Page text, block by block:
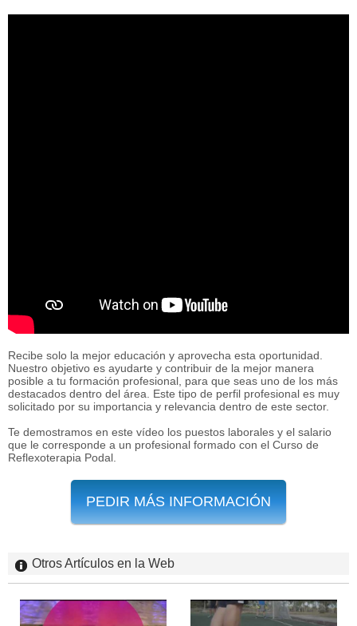
Recibe solo la mejor educación y aprovecha esta oportunidad.
Nuestro objetivo es ayudarte y contribuir de la mejor manera
posible a tu formación profesional, para que seas uno de los más
destacados dentro del área. Este tipo de perfil profesional es muy
solicitado por su importancia y relevancia dentro de este sector.
Te demostramos en este vídeo los puestos laborales y el salario
que le corresponde a un profesional formado con el Curso de
Reflexoterapia Podal.
PEDIR MÁS INFORMACIÓN
Otros Artículos en la Web